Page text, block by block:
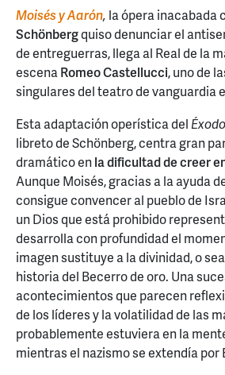
Moisés y Aarón, la ópera inacabada
Schönbergquiso denunciar el
de entreguerras, llega al Real de la
escenaRomeo Castellucci, uno de
singulares del teatro de vanguardia
Esta adaptación operística delÉxodo
libreto de Schönberg, centra gran
dramático enla dificultad de creer
Aunque Moisés, gracias a la ayuda
consigue convencer al pueblo de
un Dios que está prohibido
desarrolla con profundidad el
imagen sustituye a la divinidad, o
historia del Becerro de oro. Una
acontecimientos que parecen
de los líderes y la volatilidad de las
probablemente estuviera en la
mientras el nazismo se extendía por